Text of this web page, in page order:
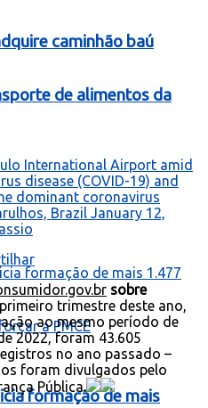
caminhão baú
de alimentos da
formação de mais
International Airport amid
disease (COVID-19) and
dominant coronavirus
Brazil January 12,
sobre
trimestre deste ano,
ao mesmo período de
2022, foram 43.605
no ano passado –
foram divulgados pelo
Pública.